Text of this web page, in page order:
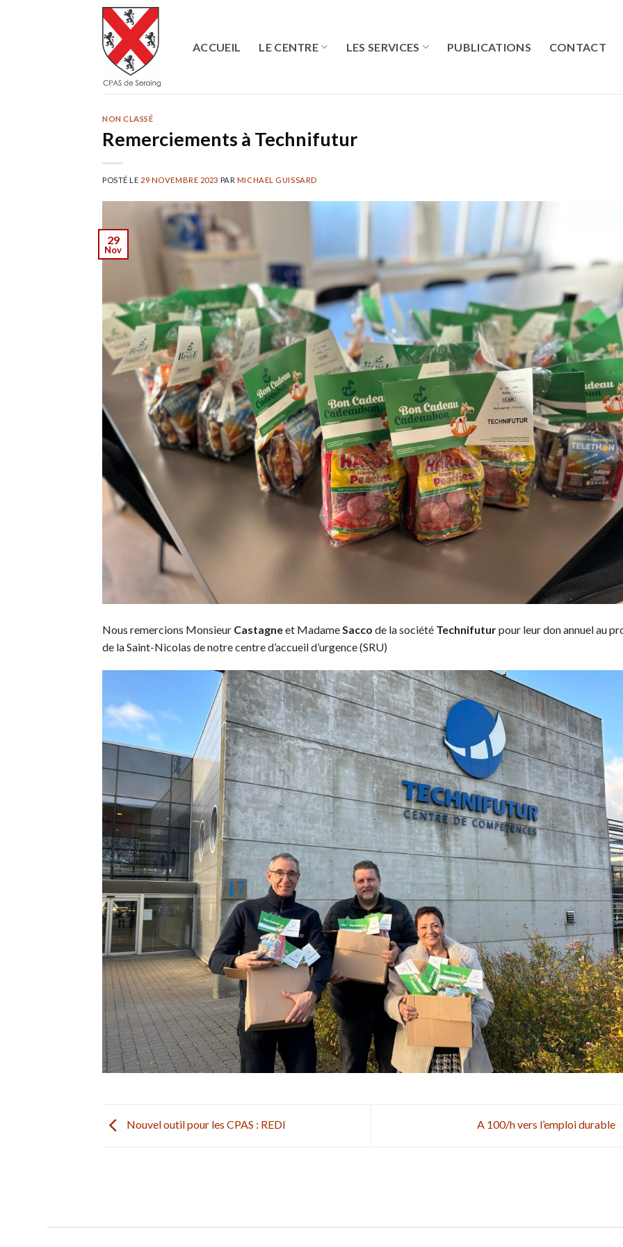
ACCUEIL LE CENTRE LES SERVICES PUBLICATIONS CONTACT
NON CLASSÉ
Remerciements à Technifutur
POSTÉ LE 29 NOVEMBRE 2023 PAR MICHAEL GUISSARD
29
Nov
Nous remercions Monsieur Castagneet MadameSacco de la société Technifuturpour leur don annuel au
de la Saint-Nicolas de notre centre d’accueil d’urgence (SRU)
Nouvel outil pour les CPAS : REDI A 100/h vers l’emploi durable